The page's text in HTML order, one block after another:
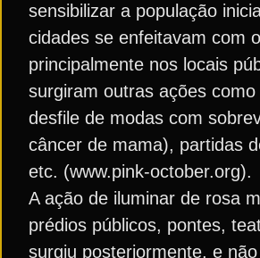
sensibilizar a população
cidades se enfeitavam com
principalmente nos locais
surgiram outras ações como
desfile de modas com
câncer de mama), partidas
etc. (www.pink-october.org).
A ação de iluminar de rosa
prédios públicos, pontes,
surgiu posteriormente, e